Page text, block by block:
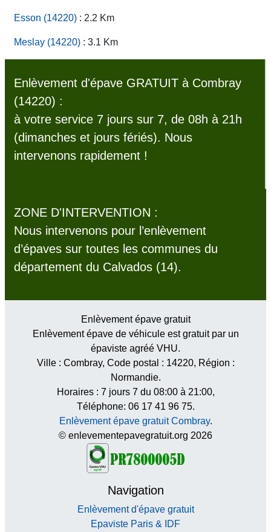
Esson (14220) : 2.2 Km
Meslay (14220) : 3.1 Km
Enlèvement d'épave GRATUIT à Combray
(14220) :
à votre service 7 jours sur 7, de 08h à 21h
(dimanches et jours fériés). Nous
intervenons rapidement !
ZONE D'INTERVENTION :
Nous intervenons pour l’enlèvement
d’épaves sur toutes les communes du
département du Calvados (14).
Enlèvement épave gratuit
Enlèvement épave de véhicule est gratuit par un
épaviste agréé VHU.
Ville : Combray, Code postal : 14220, Région :
Normandie.
Horaires : 7 jours 7 du 08:00 à 21:00,
Téléphone: 06 17 41 96 75.
Enlèvement épave gratuit Combray.
© enlevementepavegratuit.org 2026
Navigation
Enlèvement d'épave gratuit
Epaviste Paris & IDF